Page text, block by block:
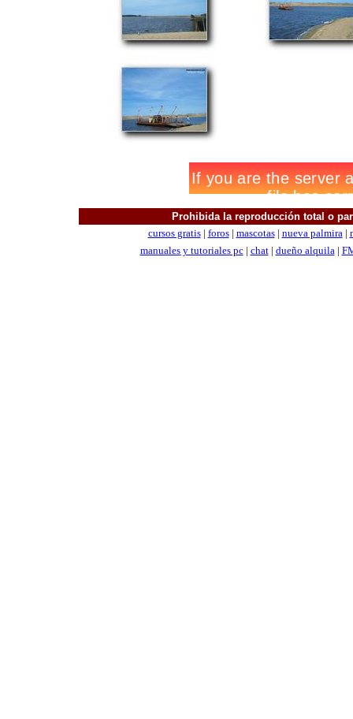
Prohibida la reproducción total o
cursos gratis| foros| mascotas| nueva palmira|
manualesy tutoriales pc| chat| dueño alquila|